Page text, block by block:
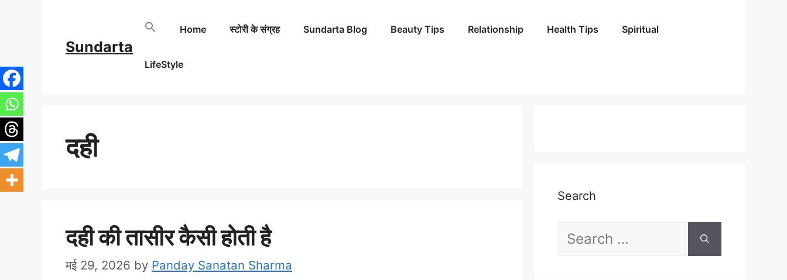
content
Sundarta
Home स्टोरी के संग्रह Sundarta Blog Beauty Tips Relationship Health Tips Spiritual
LifeStyle
दही
दही की तासीर कैसी होती है
मई 29, 2026 by Panday Sanatan Sharma
Search
Search